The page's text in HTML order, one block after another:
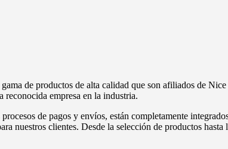
de productos de alta calidad que son afiliados de
reconocida empresa en la industria.
de pagos y envíos, están completamente
nuestros clientes. Desde la selección de productos